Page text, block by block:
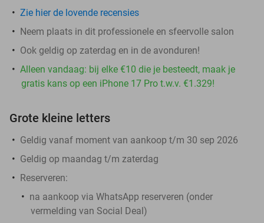
Zie hier de lovende recensies
Neem plaats in dit professionele en sfeervolle salon
Ook geldig op zaterdag en in de avonduren!
Alleen vandaag: bij elke €10 die je besteedt, maak je
gratis kans op een iPhone 17 Pro t.w.v. €1.329!
Grote kleine letters
Geldig vanaf moment van aankoop t/m 30 sep 2026
Geldig op maandag t/m zaterdag
Reserveren:
na aankoop via WhatsApp reserveren (onder
vermelding van Social Deal)